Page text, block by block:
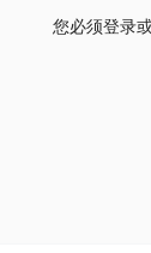
您必须登录